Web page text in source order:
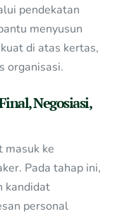
pendekatan
menyusun
di atas kertas,
organisasi.
Negosiasi,
masuk ke
Pada tahap ini,
kandidat
personal